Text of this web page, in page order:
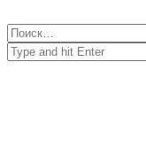
Close
Найти:
Close